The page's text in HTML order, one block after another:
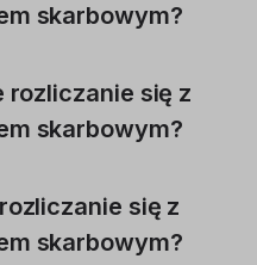
skarbowym?
rozliczanie się z
skarbowym?
się z
skarbowym?